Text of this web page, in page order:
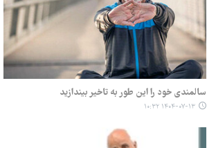
سالمندی خود را این طور به تاخیر بیندازید
۱۴۰۴-۰۷-۱۳ ۱۰:۳۲